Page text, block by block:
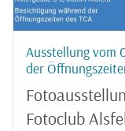
Ausstellung vom
der
Fotoclub